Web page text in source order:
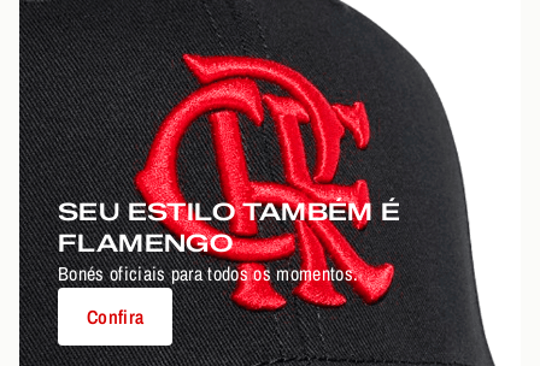
SEU ESTILO TAMBÉM É
FLAMENGO
Bonés oficiais para todos os momentos.
Confira